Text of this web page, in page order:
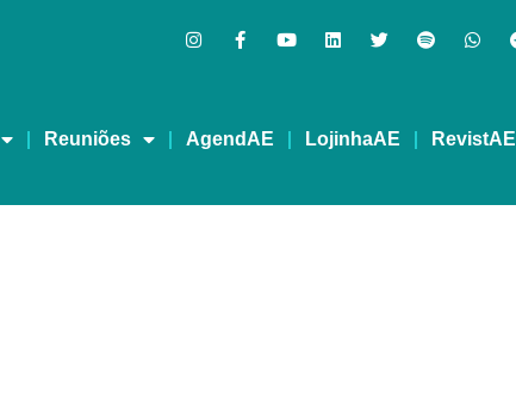
Reuniões AgendAE LojinhaAE RevistAE